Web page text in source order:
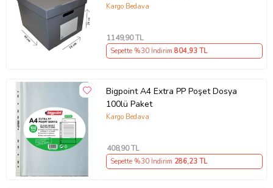
Kargo Bedava
1149,90 TL
Sepette %30 İndirim 804,93 TL
Bigpoint A4 Extra PP Poşet Dosya
100lü Paket
Kargo Bedava
408,90 TL
Sepette %30 İndirim 286,23 TL